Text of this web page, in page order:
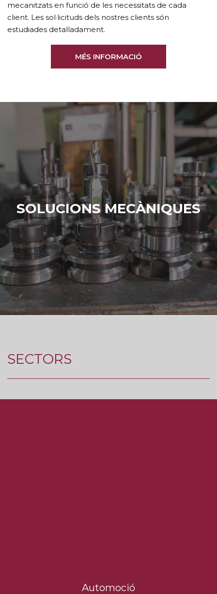
mecanitzats en funció de les necessitats de cada
client. Les sol·licituds dels nostres clients són
estudiades detalladament.
MÉS INFORMACIÓ
SOLUCIONS MECÀNIQUES
SECTORS
Automoció